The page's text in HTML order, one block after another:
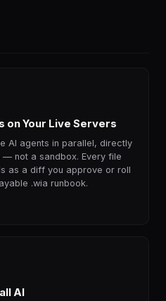
Your Live Servers
AI agents in parallel, directly
not a sandbox. Every file
as a diff you approve or roll
.wia runbook.
AI